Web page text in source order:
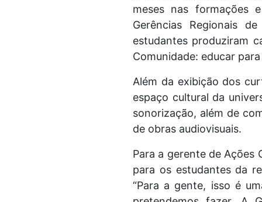
meses nas formações
Gerências Regionais
estudantes produziram
Comunidade: educar
Além da exibição dos
espaço cultural da
sonorização, além de
de obras audiovisuais.
Para a gerente de Ações
para os estudantes da
“Para a gente, isso é